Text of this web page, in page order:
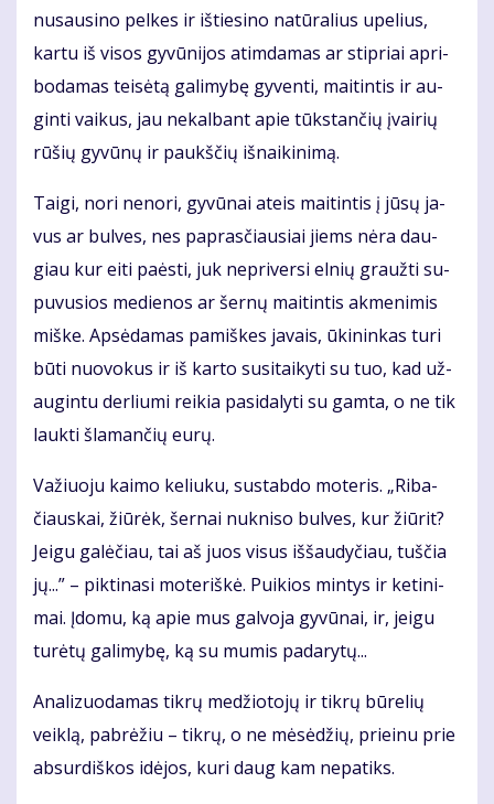
nu­sau­si­no pel­kes ir iš­tie­si­no na­tū­ra­lius upe­lius,
kar­tu iš vi­sos gy­vū­ni­jos at­im­da­mas ar stip­riai ap­ri­
bo­da­mas tei­sė­tą ga­li­my­bę gy­ven­ti, mai­tin­tis ir au­
gin­ti vai­kus, jau ne­kal­bant apie tūks­tan­čių įvai­rių
rū­šių gy­vū­nų ir paukš­čių iš­nai­ki­ni­mą.
Tai­gi, no­ri ne­no­ri, gy­vū­nai at­eis mai­tin­tis į jū­sų ja­
vus ar bul­ves, nes pa­pras­čiau­siai jiems nė­ra dau­
giau kur ei­ti pa­ės­ti, juk ne­pri­ver­si el­nių grauž­ti su­
pu­vu­sios me­die­nos ar šer­nų mai­tin­tis ak­me­ni­mis
miš­ke. Ap­sė­da­mas pa­miš­kes ja­vais, ūki­nin­kas tu­ri
bū­ti nuo­vo­kus ir iš kar­to su­si­tai­ky­ti su tuo, kad už­
au­gin­tu der­liu­mi rei­kia pa­si­da­ly­ti su gam­ta, o ne tik
lauk­ti šla­man­čių eu­rų.
Va­žiuo­ju kai­mo ke­liu­ku, su­stab­do mo­te­ris. „Ri­ba­
čiaus­kai, žiū­rėk, šer­nai nu­kni­so bul­ves, kur žiū­rit?
Jei­gu ga­lė­čiau, tai aš juos vi­sus iš­šau­dy­čiau, tuš­čia
jų...” – pik­ti­na­si mo­te­riš­kė. Pui­kios min­tys ir ke­ti­ni­
mai. Įdo­mu, ką apie mus gal­vo­ja gy­vū­nai, ir, jei­gu
tu­rė­tų ga­li­my­bę, ką su mu­mis pa­da­ry­tų...
Ana­li­zuo­da­mas tik­rų me­džio­to­jų ir tik­rų bū­re­lių
veik­lą, pa­brė­žiu – tik­rų, o ne mė­sė­džių, pri­ei­nu prie
ab­sur­diš­kos idė­jos, ku­ri daug kam ne­pa­tiks.